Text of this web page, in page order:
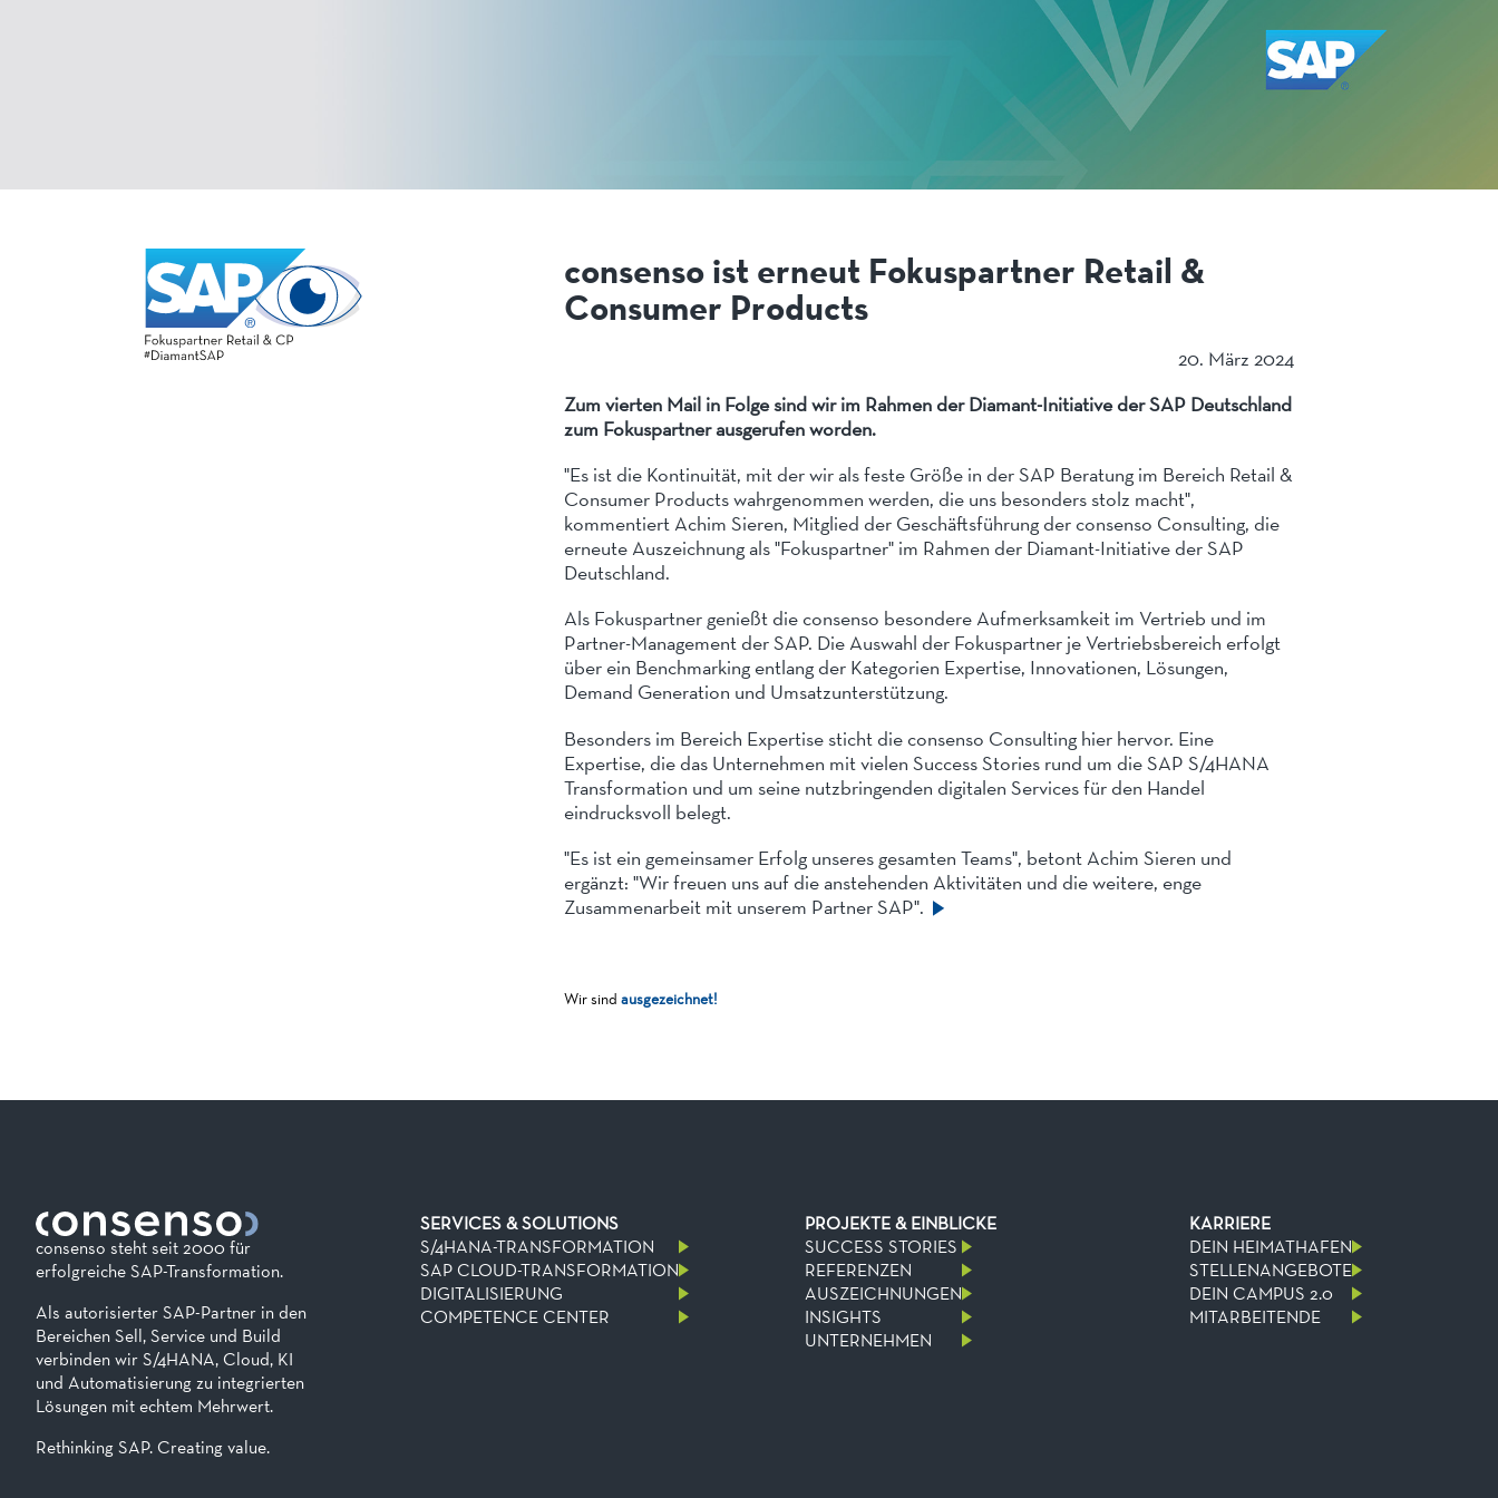
consenso ist erneut Fokuspartner Retail &
Consumer Products
20. März 2024
Zum vierten Mail in Folge sind wir im Rahmen der Diamant-Initiative der SAP Deutschland
zum Fokuspartner ausgerufen worden.
"Es ist die Kontinuität, mit der wir als feste Größe in der SAP Beratung im Bereich Retail &
Consumer Products wahrgenommen werden, die uns besonders stolz macht",
kommentiert Achim Sieren, Mitglied der Geschäftsführung der consenso Consulting, die
erneute Auszeichnung als "Fokuspartner" im Rahmen der Diamant-Initiative der SAP
Deutschland.
Als Fokuspartner genießt die consenso besondere Aufmerksamkeit im Vertrieb und im
Partner-Management der SAP. Die Auswahl der Fokuspartner je Vertriebsbereich erfolgt
über ein Benchmarking entlang der Kategorien Expertise, Innovationen, Lösungen,
Demand Generation und Umsatzunterstützung.
Besonders im Bereich Expertise sticht die consenso Consulting hier hervor. Eine
Expertise, die das Unternehmen mit vielen Success Stories rund um die SAP S/4HANA
Transformation und um seine nutzbringenden digitalen Services für den Handel
eindrucksvoll belegt.
"Es ist ein gemeinsamer Erfolg unseres gesamten Teams", betont Achim Sieren und
ergänzt: "Wir freuen uns auf die anstehenden Aktivitäten und die weitere, enge
Zusammenarbeit mit unserem Partner SAP".
Wir sind ausgezeichnet!
consenso steht seit 2000 für
erfolgreiche SAP-Transformation.
Als autorisierter SAP-Partner in den
Bereichen Sell, Service und Build
verbinden wir S/4HANA, Cloud, KI
und Automatisierung zu integrierten
Lösungen mit echtem Mehrwert.
Rethinking SAP. Creating value.
SERVICES & SOLUTIONS
S/4HANA-TRANSFORMATION
SAP CLOUD-TRANSFORMATION
DIGITALISIERUNG
COMPETENCE CENTER
PROJEKTE & EINBLICKE
SUCCESS STORIES
REFERENZEN
AUSZEICHNUNGEN
INSIGHTS
UNTERNEHMEN
KARRIERE
DEIN HEIMATHAFEN
STELLENANGEBOTE
DEIN CAMPUS 2.0
MITARBEITENDE